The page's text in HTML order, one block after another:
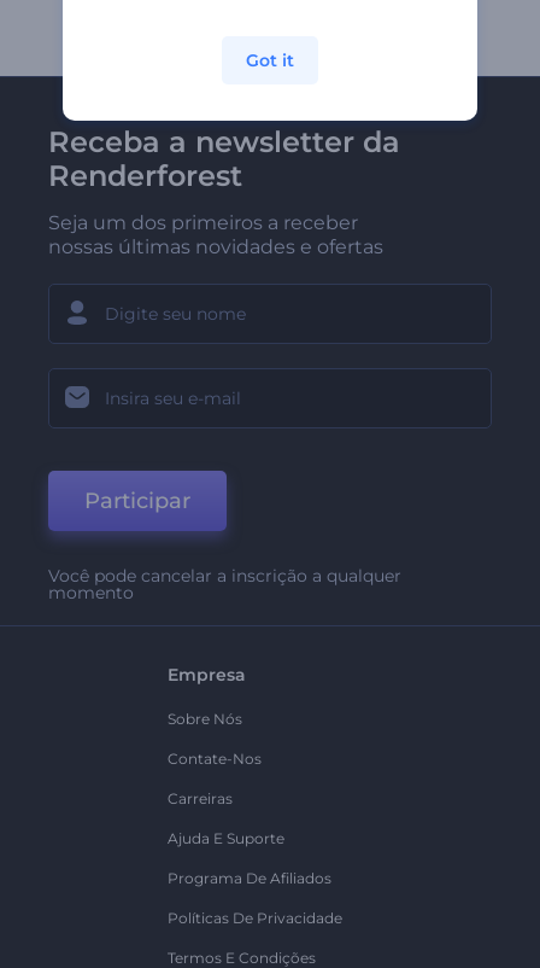
Receba a newsletter da
Renderforest
Seja um dos primeiros a receber
nossas últimas novidades e ofertas
Participar
Você pode cancelar a inscrição a qualquer
momento
Empresa
Sobre Nós
Contate-Nos
Carreiras
Ajuda E Suporte
Programa De Afiliados
Políticas De Privacidade
Termos E Condições
Got it